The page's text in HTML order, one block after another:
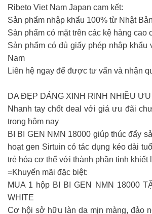
Ribeto Viet Nam Japan cam kết:
Sản phẩm nhập khẩu 100% từ Nhật Bản
Sản phẩm có mặt trên các kệ hàng cao
Sản phẩm có đủ giấy phép nhập khẩu
Nam
Liên hệ ngay để được tư vấn và nhận
DA ĐẸP DÁNG XINH RINH NHIỀU ƯU
Nhanh tay chốt deal với giá ưu đãi
trong hôm nay
BI BI GEN NMN 18000 giúp thúc đẩy
hoạt gen Sirtuin có tác dụng kéo dài
trẻ hóa cơ thể với thành phần tinh khiết
=Khuyến mãi đặc biệt:
MUA 1 hộp BI BI GEN NMN 18000
WHITE
Cơ hội sở hữu làn da mịn màng, đảo